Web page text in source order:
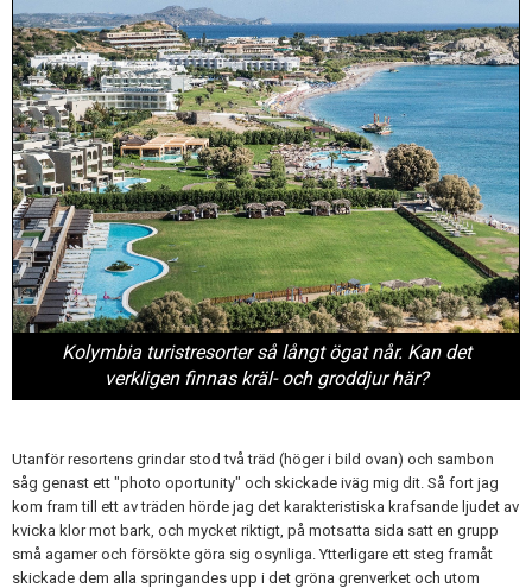
Kolymbia turistresorter så långt ögat når. Kan det
verkligen finnas kräl- och groddjur här?
Utanför resortens grindar stod två träd (höger i bild ovan) och sambon
såg genast ett "photo oportunity" och skickade iväg mig dit. Så fort jag
kom fram till ett av träden hörde jag det karakteristiska krafsande ljudet av
kvicka klor mot bark, och mycket riktigt, på motsatta sida satt en grupp
små agamer och försökte göra sig osynliga. Ytterligare ett steg framåt
skickade dem alla springandes upp i det gröna grenverket och utom